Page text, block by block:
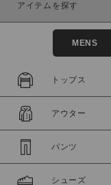
アイテムを探す
MENS
トップス
アウター
パンツ
シューズ